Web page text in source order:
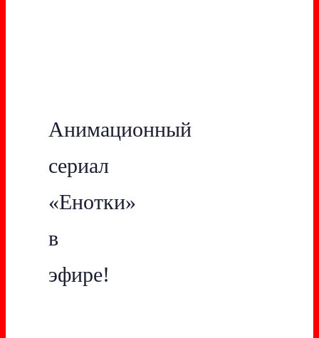
Анимационный
сериал
«Енотки»
в
эфире!